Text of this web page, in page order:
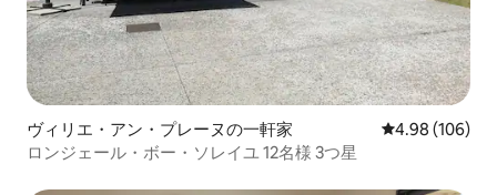
ヴィリエ・アン・プレーヌの一軒家 レビュー106
4.98 (106)
ロンジェール・ボー・ソレイユ 12名様 3つ星